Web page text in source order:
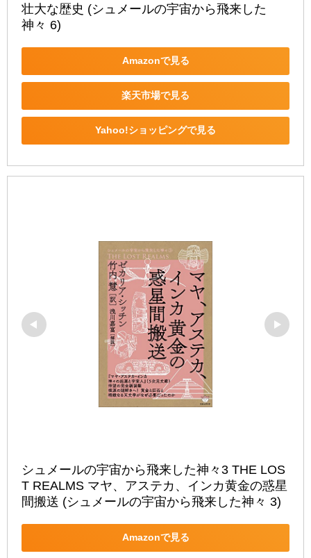
壮大な歴史 (シュメールの宇宙から飛来した
神々 6)
Amazonで見る
楽天市場で見る
Yahoo!ショッピングで見る
シュメールの宇宙から飛来した神々3 THE LOS
T REALMS マヤ、アステカ、インカ黄金の惑星
間搬送 (シュメールの宇宙から飛来した神々 3)
Amazonで見る